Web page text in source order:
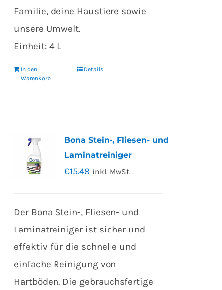
Familie, deine Haustiere sowie
unsere Umwelt.
Einheit: 4 L
In den
Warenkorb
Details
Bona Stein-, Fliesen- und
Laminatreiniger
€15.48 inkl. MwSt.
Der Bona Stein-, Fliesen- und
Laminatreiniger ist sicher und
effektiv für die schnelle und
einfache Reinigung von
Hartböden. Die gebrauchsfertige